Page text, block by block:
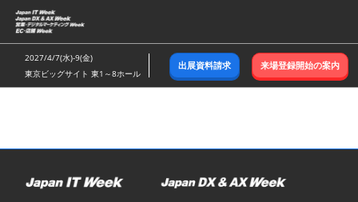
ス
キ
ッ
し
む
2027/4/7(水)-9(金)
東京ビッグサイト 東1～8ホール
出展資料請求 来場登録開始の案内